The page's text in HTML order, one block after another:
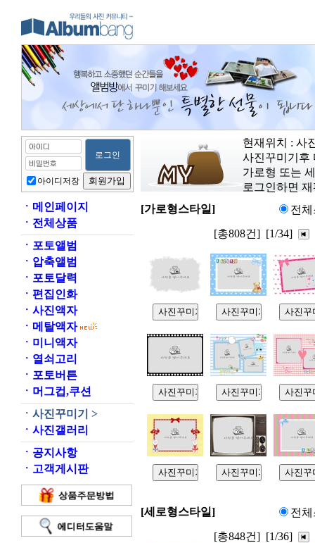
아이디저장
ㆍ 메인페이지
ㆍ 전체상품
ㆍ 포토앨범
ㆍ 압축앨범
ㆍ 포토달력
ㆍ 편집인화
ㆍ 사진액자
ㆍ 메탈액자
ㆍ 미니액자
ㆍ 열쇠고리
ㆍ 포토버튼
ㆍ 머그컵,쿠션
ㆍ 사진꾸미기 >
ㆍ 사진갤러리
ㆍ 공지사항
ㆍ 고객게시판
현재위치 : 사
사진꾸미기후
가로형 또는
로그인하면
[가로형스타일]
전
[총808건] [1/34]
[세로형스타일]
전
[총848건] [1/36]